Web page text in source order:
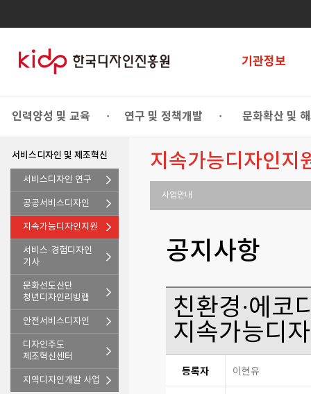
기관정보
인력양성 및 교육 • 연구 및 정책개발 • 문화확산 및
서비스디자인 및 제조혁신
서비스디자인 연구
공공서비스디자인
지속가능디자인지원
서비스·경험디자인
기사
문화선도산단
청년디자인리빙랩
안전서비스디자인
디자인주도
제조혁신센터
지역디자인개발 사업
지속가능디자인지
사업안내
공지사항
친환경·에코
지속가능디
등록자 이현유